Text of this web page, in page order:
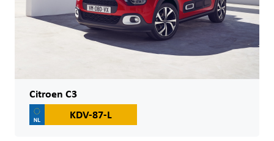
Citroen C3
KDV-87-L